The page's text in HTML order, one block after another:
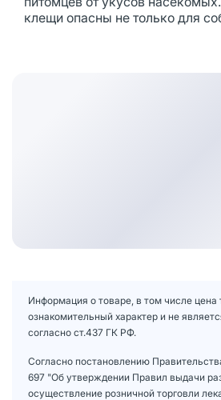
клещи опасны не только для
Информация о товаре, в том числе цена
ознакомительный характер и не
согласно ст.437 ГК РФ.
Согласно постановлению
697 "Об утверждении Правил выдачи
осуществление розничной торговли